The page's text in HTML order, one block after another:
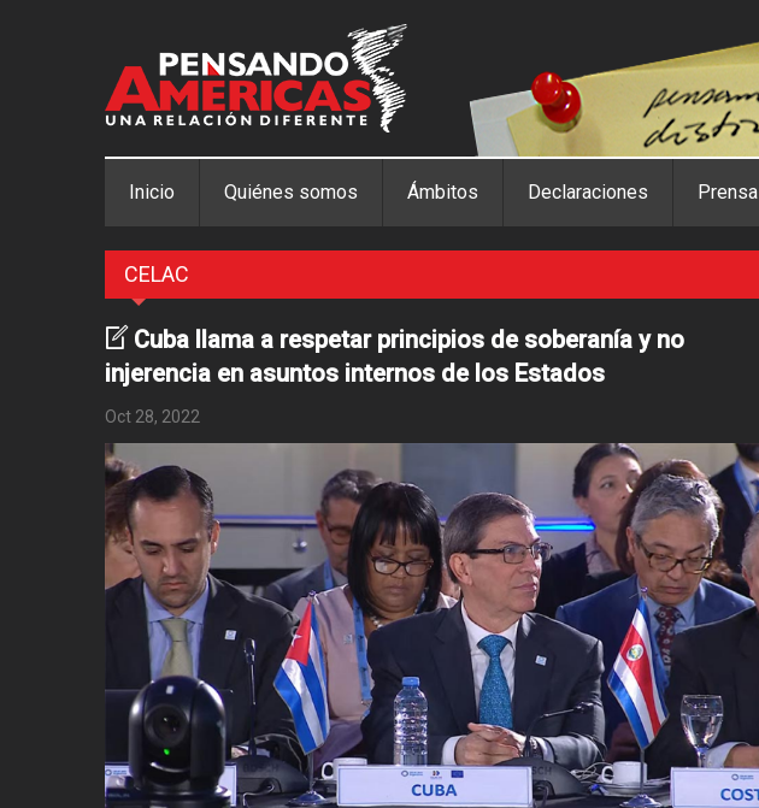
Inicio Quiénes somos Ámbitos Declaraciones Prensa
CELAC
Cuba llama a respetar principios de soberanía y no
injerencia en asuntos internos de los Estados
Oct 28, 2022